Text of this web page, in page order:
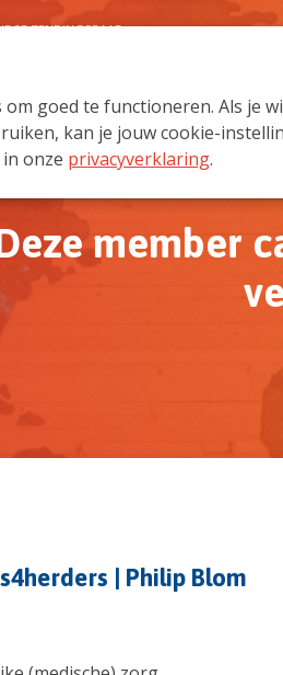
goed te functioneren. Als je
kan je jouw cookie-
onze privacyverklaring.
ZENDINGSRAAD
member
| Philip Blom